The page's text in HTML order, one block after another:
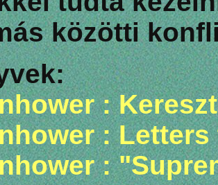
közötti
:
: Letters
: